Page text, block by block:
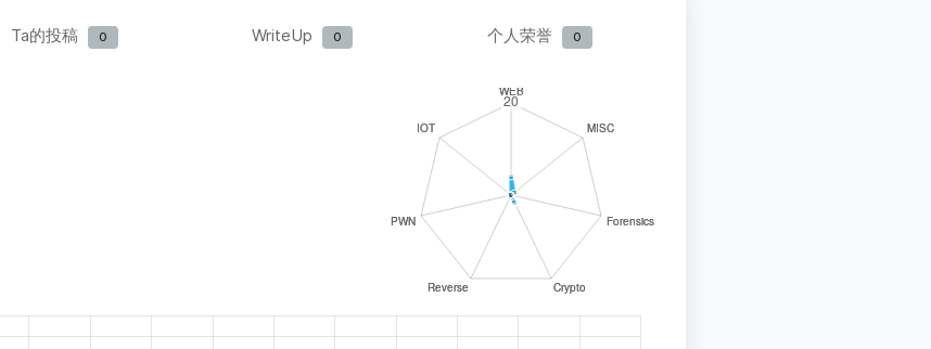
Ta的投稿 0 WriteUp 0 个人荣誉 0